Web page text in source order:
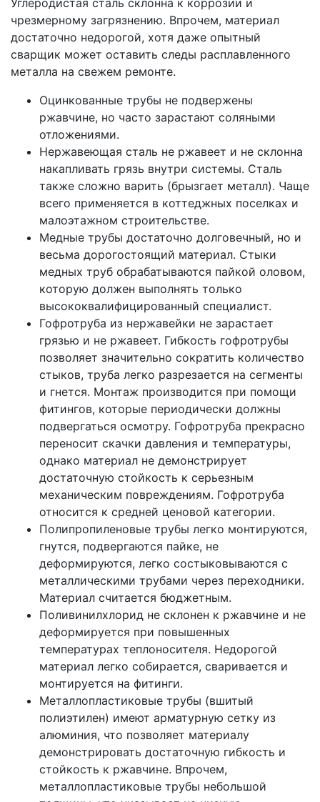
Углеродистая сталь склонна к коррозии и
чрезмерному загрязнению. Впрочем, материал
достаточно недорогой, хотя даже опытный
сварщик может оставить следы расплавленного
металла на свежем ремонте.
Оцинкованные трубы не подвержены
ржавчине, но часто зарастают соляными
отложениями.
Нержавеющая сталь не ржавеет и не склонна
накапливать грязь внутри системы. Сталь
также сложно варить (брызгает металл). Чаще
всего применяется в коттеджных поселках и
малоэтажном строительстве.
Медные трубы достаточно долговечный, но и
весьма дорогостоящий материал. Стыки
медных труб обрабатываются пайкой оловом,
которую должен выполнять только
высококвалифицированный специалист.
Гофротруба из нержавейки не зарастает
грязью и не ржавеет. Гибкость гофротрубы
позволяет значительно сократить количество
стыков, труба легко разрезается на сегменты
и гнется. Монтаж производится при помощи
фитингов, которые периодически должны
подвергаться осмотру. Гофротруба прекрасно
переносит скачки давления и температуры,
однако материал не демонстрирует
достаточную стойкость к серьезным
механическим повреждениям. Гофротруба
относится к средней ценовой категории.
Полипропиленовые трубы легко монтируются,
гнутся, подвергаются пайке, не
деформируются, легко состыковываются с
металлическими трубами через переходники.
Материал считается бюджетным.
Поливинилхлорид не склонен к ржавчине и не
деформируется при повышенных
температурах теплоносителя. Недорогой
материал легко собирается, сваривается и
монтируется на фитинги.
Металлопластиковые трубы (вшитый
полиэтилен) имеют арматурную сетку из
алюминия, что позволяет материалу
демонстрировать достаточную гибкость и
стойкость к ржавчине. Впрочем,
металлопластиковые трубы небольшой